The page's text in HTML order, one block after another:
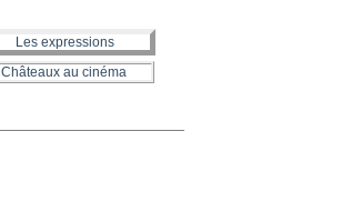
Les expressions
Châteaux au cinéma